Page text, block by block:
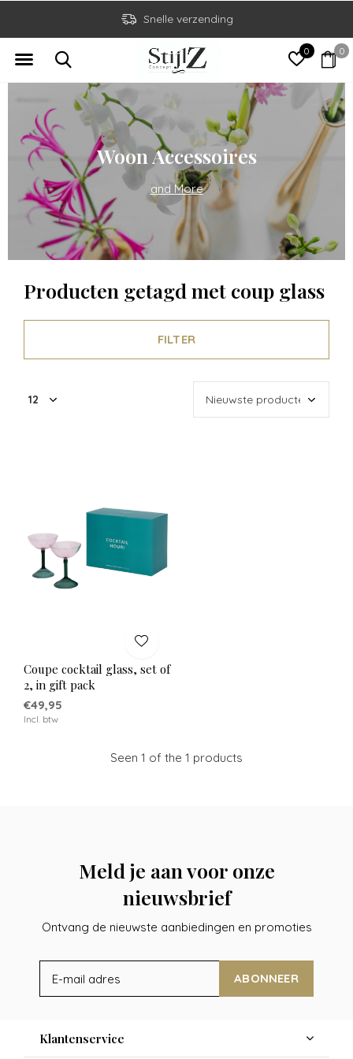
0 0
Snelle verzending
Woon Accessoires
and More
Producten getagd met coup glass
FILTER
Coupe cocktail glass, set of
2, in gift pack
€49,95
Incl. btw
Seen 1 of the 1 products
Meld je aan voor onze
nieuwsbrief
Ontvang de nieuwste aanbiedingen en promoties
ABONNEER
Klantenservice